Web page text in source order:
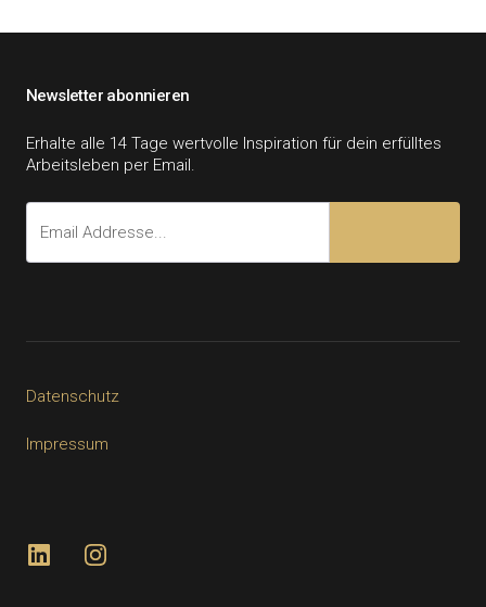
Newsletter abonnieren
Erhalte alle 14 Tage wertvolle Inspiration für dein erfülltes
Arbeitsleben per Email.
Datenschutz
Impressum
LinkedIn Instagram